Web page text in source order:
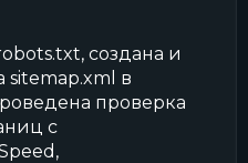
создана и
sitemap.xml в
проверка
с